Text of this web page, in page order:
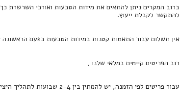
ברוב המקרים ניתן להתאים את מידות הטבעות ואורכי השרשרת
להתקשר לקבלת ייעוץ.
אין תשלום עבור התאמות קטנות במידות הטבעות בפעם הראשונה
רוב הפריטים קיימים במלאי שלנו ,
עבור פריטים לפי הזמנה, יש להמתין בין 2-4 שבועות לתהליך היצירה, תלוי בעיקר בנדירות אבני החן.